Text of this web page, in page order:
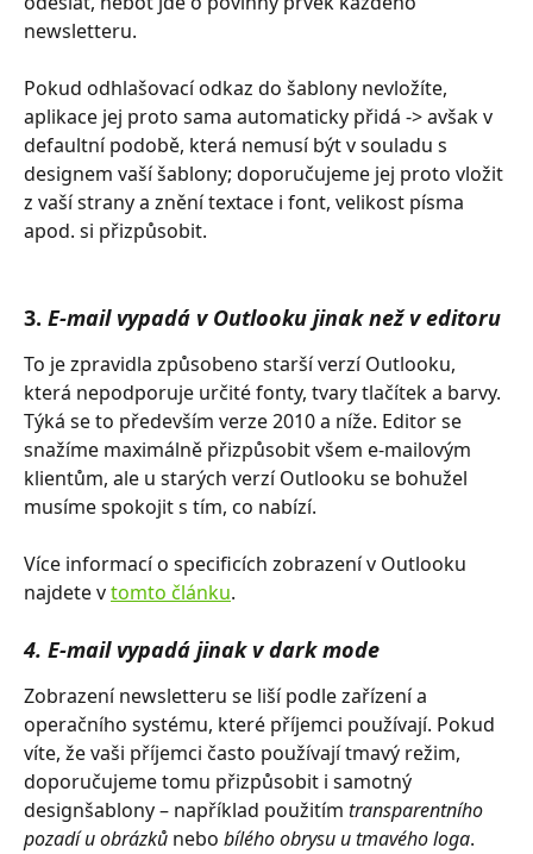
newsletteru.
Pokud odhlašovací odkaz do šablony nevložíte,
aplikace jej proto sama automaticky přidá -> avšak v
defaultní podobě, která nemusí být v souladu s
designem vaší šablony; doporučujeme jej proto vložit
z vaší strany a znění textace i font, velikost písma
apod. si přizpůsobit.
3. E-mail vypadá v Outlooku jinak než v editoru
To je zpravidla způsobeno starší verzí Outlooku,
která nepodporuje určité fonty, tvary tlačítek a barvy.
Týká se to především verze 2010 a níže. Editor se
snažíme maximálně přizpůsobit všem e-mailovým
klientům, ale u starých verzí Outlooku se bohužel
musíme spokojit s tím, co nabízí.
Více informací o specificích zobrazení v Outlooku
najdete v tomto článku.
4. E-mail vypadá jinak v dark mode
Zobrazení newsletteru se liší podle zařízení a
operačního systému, které příjemci používají. Pokud
víte, že vaši příjemci často používají tmavý režim,
doporučujeme tomu přizpůsobit i samotný
designšablony – například použitím transparentního
pozadí u obrázků nebo bílého obrysu u tmavého loga.